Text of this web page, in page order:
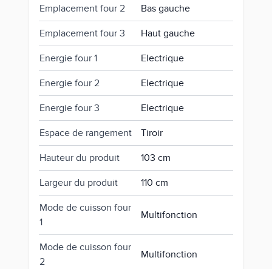
Emplacement four 2 Bas gauche
Emplacement four 3 Haut gauche
Energie four 1 Electrique
Energie four 2 Electrique
Energie four 3 Electrique
Espace de rangement Tiroir
Hauteur du produit 103 cm
Largeur du produit 110 cm
Mode de cuisson four
1
Multifonction
Mode de cuisson four
2
Multifonction